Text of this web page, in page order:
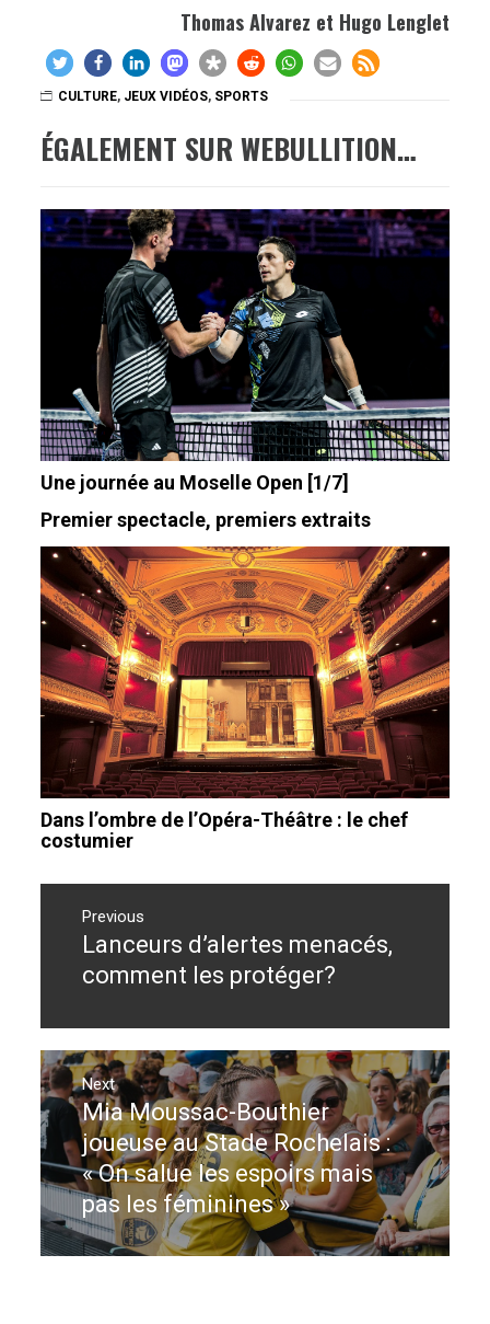
Thomas Alvarez et Hugo Lenglet
CULTURE, JEUX VIDÉOS, SPORTS
ÉGALEMENT SUR WEBULLITION…
Une journée au Moselle Open [1/7]
Premier spectacle, premiers extraits
Dans l’ombre de l’Opéra-Théâtre : le chef
costumier
Navigation
l’article
Previous
Previous
post:
Lanceurs d’alertes menacés,
comment les protéger?
Next
Next
post:
Mia Moussac-Bouthier
joueuse au Stade Rochelais :
« On salue les espoirs mais
pas les féminines »